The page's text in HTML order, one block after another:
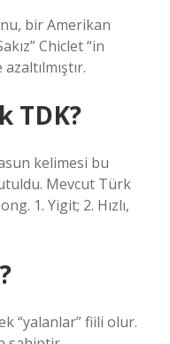
bir Amerikan
Chiclet “in
TDK?
kelimesi bu
Mevcut Türk
1. Yigit; 2. Hızlı,
“yalanlar” fiili olur.